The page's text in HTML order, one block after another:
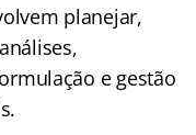
planejar,
e gestão